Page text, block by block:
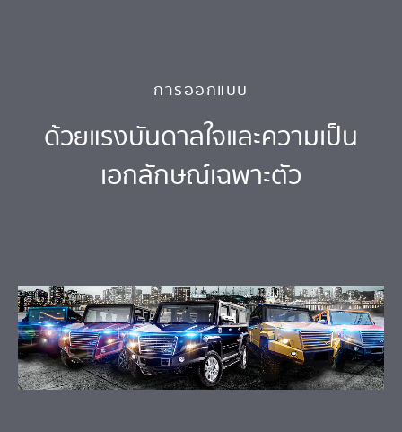
การออกแบบ
ด้วยแรงบันดาลใจและความเป็น
เอกลักษณ์เฉพาะตัว